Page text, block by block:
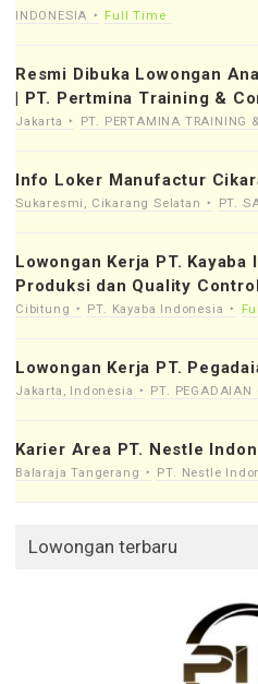
INDONESIA
Full Time
Resmi Dibuka Lowongan
| PT. Pertmina Training &
Jakarta PT. PERTAMINA TRAINING
Info Loker Manufactur
Sukaresmi, Cikarang Selatan PT.
Lowongan Kerja PT.
Produksi dan Quality Control
Cibitung PT. Kayaba Indonesia
Lowongan Kerja PT.
Jakarta, Indonesia PT. PEGADAIAN
Karier Area PT. Nestle
Balaraja Tangerang PT. Nestle
Lowongan terbaru